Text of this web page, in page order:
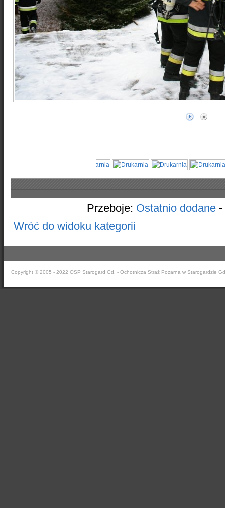
Przeboje: Ostatnio dodane-
Wróć do widoku kategorii
Copyright © 2005 - 2022 OSP Starogard Gd. - Ochotnicza Straż Pożarna w Starogardzie